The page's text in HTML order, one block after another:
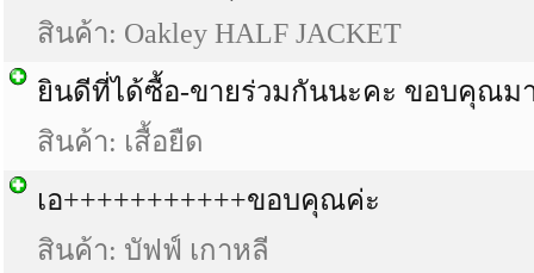
สินค้า: Oakley HALF JACKET
ยินดีที่ได้ซื้อ-ขายร่วมกันนะคะ ขอบคุณม
สินค้า: เสื้อยืด
เอ+++++++++++ขอบคุณค่ะ
สินค้า: บัฟฟ์ เกาหลี